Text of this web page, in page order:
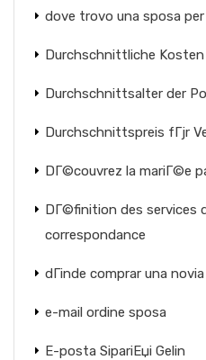
dove trovo una sposa
Durchschnittliche
Durchschnittsalter der
Durchschnittspreis fГјr
DГ©couvrez la mariГ©e
DГ©finition des services
correspondance
dГіnde comprar una
e-mail ordine sposa
E-posta SipariЕџi Gelin